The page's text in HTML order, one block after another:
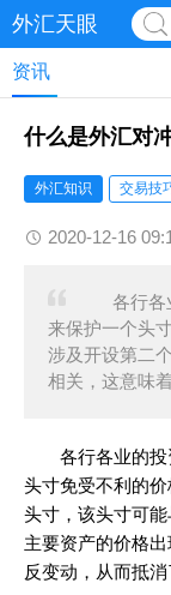
外汇天眼
资讯
什么是外汇对
外汇知识 交易技
2020-12-16
各行各业
来保护一个头
涉及开设第二
相关，这意味
各行各业的投
头寸免受不利的
头寸，该头寸可
主要资产的价格
反变动，从而抵消